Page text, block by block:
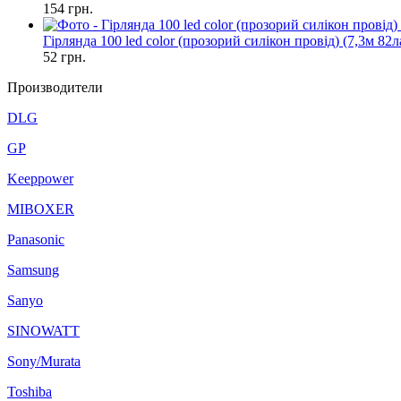
154 грн.
Гірлянда 100 led color (прозорий силікон провід) (7,3м
52 грн.
Производители
DLG
GP
Keeppower
MIBOXER
Panasonic
Samsung
Sanyo
SINOWATT
Sony/Murata
Toshiba